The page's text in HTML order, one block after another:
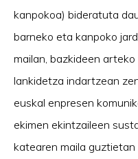
kanpokoa) bideratuta
barneko eta kanpoko
mailan, bazkideen
lankidetza indartzean
euskal enpresen
ekimen ekintzaileen
katearen maila